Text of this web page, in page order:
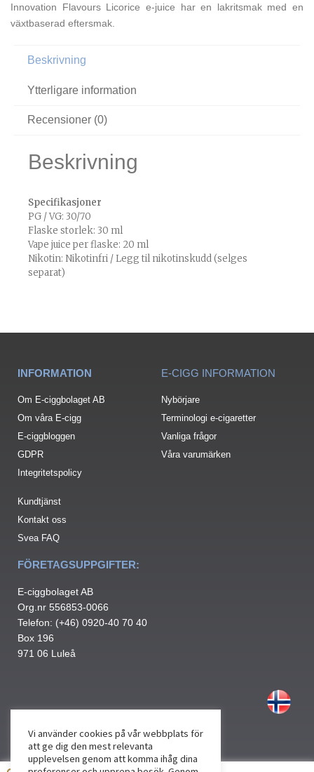
Innovation Flavours Licorice e-juice har en lakritsmak med en
växtbaserad eftersmak.
Beskrivning
Ytterligare information
Recensioner (0)
Beskrivning
Specifikasjoner
PG / VG: 30/70
Flaske storlek: 30 ml
Vape juice per flaske: 20 ml
Nikotin: Nikotinfri / Legg til nikotinskudd (selges
separat)
INFORMATION
Om E-ciggbolaget AB
Om våra E-cigg
E-ciggbloggen
GDPR
Integritetspolicy
Kundtjänst
Kontakt oss
Svea FAQ
E-CIGG INFORMATION
Nybörjare
Terminologi e-cigaretter
Vanliga frågor
Våra varumärken
FÖRETAGSUPPGIFTER:
E-ciggbolaget AB
Org.nr 556853-0066
Telefon: (+46) 0920-40 70 40
Box 196
971 06 Luleå
Vi använder cookies på vår webbplats för
att ge dig den mest relevanta
upplevelsen genom att komma ihåg dina